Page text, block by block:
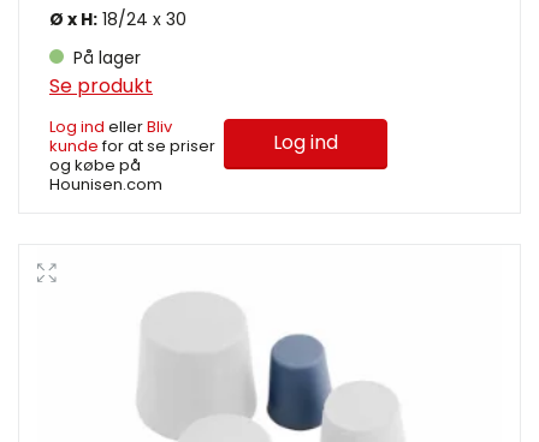
Ø x H: 18/24 x 30
På lager
Se produkt
Log ind ellerBliv
kundefor at se priser
og købe på
Hounisen.com
Log ind